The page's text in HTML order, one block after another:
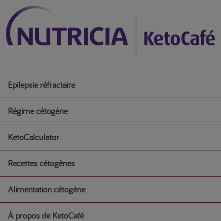
Epilepsie réfractaire
Régime cétogène
Régime cétogène
Débuter un régime cétogène médical
Régime cétogène pour l’épilepsie chez les nourrissons
KetoCalculator
Recettes cétogènes
Recettes cétogènes
Alimentation cétogène
Alimentation cétogène
À propos de KetoCafé